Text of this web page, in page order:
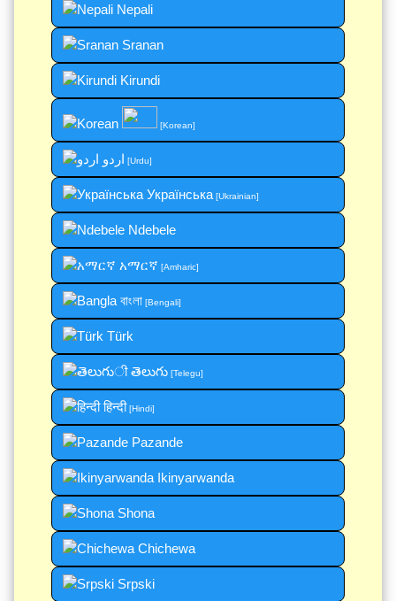
Nepali
Sranan
Kirundi
[Korean]
اردو [Urdu]
Українська[Ukrainian]
Ndebele
አማርኛ [Amharic]
বাংলা[Bengali]
Türk
తెలుగు[Telegu]
हिन्दी [Hindi]
Pazande
Ikinyarwanda
Shona
Chichewa
Srpski